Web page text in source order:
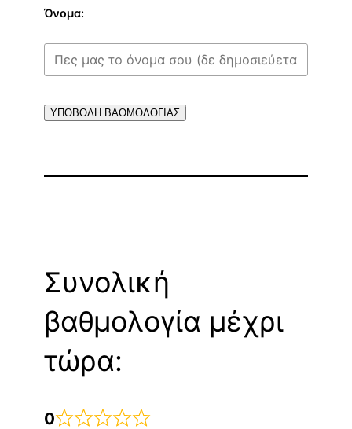
Όνομα:
ΥΠΟΒΟΛΗ ΒΑΘΜΟΛΟΓΙΑΣ
Συνολική
βαθμολογία μέχρι
τώρα:
0